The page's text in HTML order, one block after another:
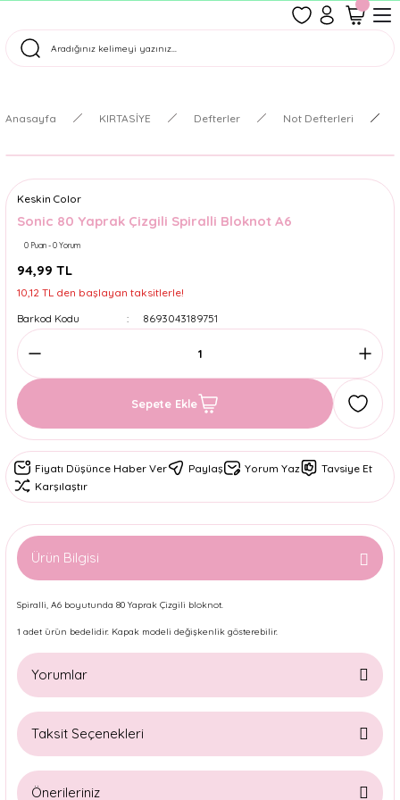
Tüm Siparişler Aynı Gün Kargoda!
Anasayfa KIRTASİYE Defterler Not Defterleri
Keskin Color
Sonic 80 Yaprak Çizgili Spiralli Bloknot A6
0 Puan - 0 Yorum
94,99 TL
10,12 TL den başlayan taksitlerle!
Barkod Kodu
8693043189751
Sepete Ekle
Fiyatı Düşünce Haber Ver Paylaş Yorum Yaz
Tavsiye Et
Karşılaştır
Ürün Bilgisi
Spiralli, A6 boyutunda 80 Yaprak Çizgili bloknot.
1 adet ürün bedelidir. Kapak modeli değişkenlik gösterebilir.
Yorumlar
Taksit Seçenekleri
Önerileriniz